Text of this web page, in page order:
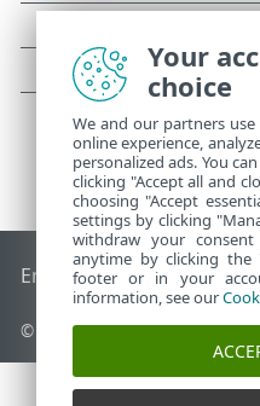
End of Life ESET
© 1992 - 2026 ESET, spol. s
Your
choice
We and our partners
online experience,
personalized ads. You
clicking "Accept all and
choosing "Accept
settings by clicking
withdraw your
anytime by clicking the
footer or in your
information, see our